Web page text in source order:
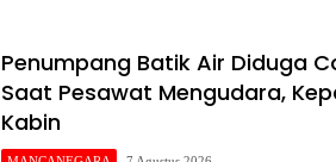
Penumpang Batik Air Diduga
Saat Pesawat Mengudara,
Kabin